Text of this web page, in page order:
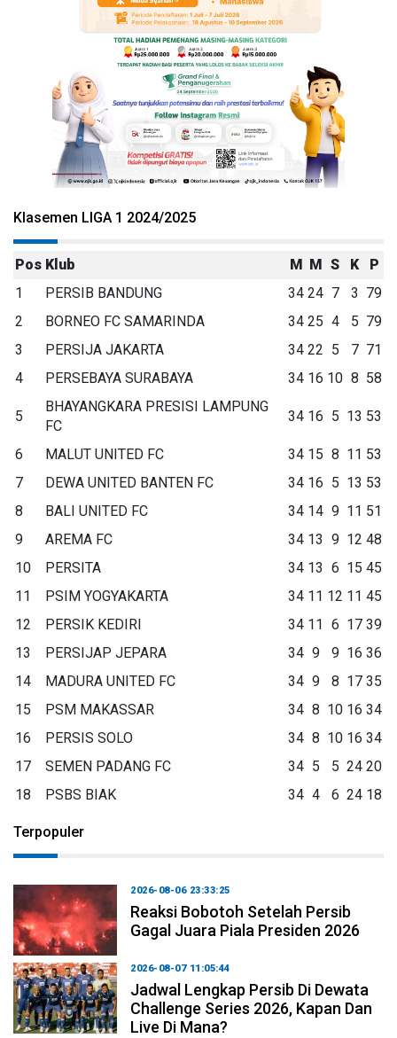
Klasemen LIGA 1 2024/2025
Pos Klub M M S K
P
1
PERSIB BANDUNG 34 24 7 3 79
2
BORNEO FC SAMARINDA 34 25 4 5 79
3
PERSIJA JAKARTA 34 22 5 7 71
4
PERSEBAYA SURABAYA 34 16 10 8 58
5
BHAYANGKARA PRESISI LAMPUNG
FC
34 16 5 13 53
6 MALUT UNITED FC 34 15 8 11 53
7
DEWA UNITED BANTEN FC 34 16 5 13 53
8
BALI UNITED FC 34 14 9 11 51
9
AREMA FC 34 13 9 12 48
10
PERSITA 34 13 6 15 45
11
PSIM YOGYAKARTA 34 11 12 11 45
12
PERSIK KEDIRI 34 11 6 17 39
13
PERSIJAP JEPARA 34 9 9 16 36
14
MADURA UNITED FC 34 9 8 17 35
15
PSM MAKASSAR 34 8 10 16 34
16
PERSIS SOLO 34 8 10 16 34
17
SEMEN PADANG FC 34 5 5 24 20
18
PSBS BIAK 34 4 6 24 18
Terpopuler
2026-08-06 23:33:25
Reaksi Bobotoh Setelah Persib
Gagal Juara Piala Presiden 2026
2026-08-07 11:05:44
Jadwal Lengkap Persib Di Dewata
Challenge Series 2026, Kapan Dan
Live Di Mana?